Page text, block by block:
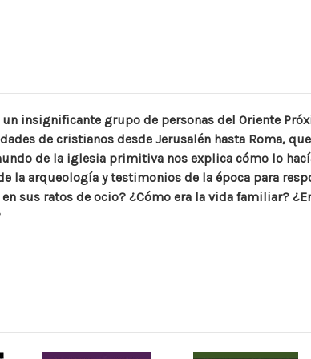
insignificante grupo de personas del Oriente
de cristianos desde Jerusalén hasta Roma,
de la iglesia primitiva nos explica cómo lo
la arqueología y testimonios de la época para
sus ratos de ocio? ¿Cómo era la vida familiar?